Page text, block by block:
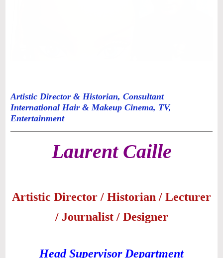
Artistic Director & Historian, Consultant
International Hair & Makeup Cinema, TV,
Entertainment
Laurent Caille
Artistic Director / Historian / Lecturer
/ Journalist / Designer
Head Supervisor Department